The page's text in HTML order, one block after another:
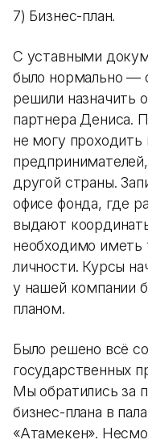
7) Бизнес-план.
С уставными
было нормально —
решили назначить
партнера Дениса.
не могу проходить
другой страны.
офисе фонда, где
выдают
необходимо иметь
личности. Курсы
у нашей компании
планом.
Было решено всё
государственных
Мы обратились за
бизнес-плана в
«Атамекен».